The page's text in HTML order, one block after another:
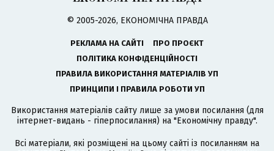
© 2005-2026, ЕКОНОМІЧНА ПРАВДА
РЕКЛАМА НА САЙТІ
ПРО ПРОЄКТ
ПОЛІТИКА КОНФІДЕНЦІЙНОСТІ
ПРАВИЛА ВИКОРИСТАННЯ МАТЕРІАЛІВ УП
ПРИНЦИПИ І ПРАВИЛА РОБОТИ УП
Використання матеріалів сайту лише за умови посилання (для
інтернет-видань - гіперпосилання) на "Економічну правду".
Всі матеріали, які розміщені на цьому сайті із посиланням на